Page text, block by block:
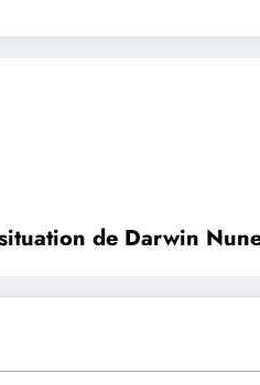
de Darwin